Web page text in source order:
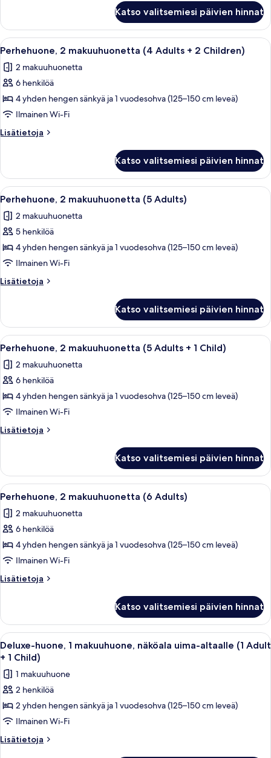
1
Child)
kuvat
makuuhuonetta
(4
Adults
Child)
Katso valitsemiesi päivien hinnat
Avaa
kaikki
huonetyypin
Perhehuone,
2
makuuhuonetta
(4
Adults
2
Children)
kuvat
Moderni olohuone, jossa on
13
Perhehuone, 2 makuuhuonetta (4 Adults + 2 Children)
2 makuuhuonetta
6 henkilöä
4 yhden hengen sänkyä ja 1 vuodesohva (125–150 cm leveä)
Ilmainen Wi-Fi
Lisätietoja
Lisätietoja
makuuhuonetta
(4
Adults
2
Children)
Katso valitsemiesi päivien hinnat
Avaa
kaikki
huonetyypin
Perhehuone,
2
makuuhuonetta
(5
Adults)
Moderni olohuone, jossa on
13
Perhehuone, 2 makuuhuonetta (5 Adults)
2 makuuhuonetta
5 henkilöä
4 yhden hengen sänkyä ja 1 vuodesohva (125–150 cm leveä)
Ilmainen Wi-Fi
Lisätietoja
Lisätietoja
makuuhuonetta
(5
Adults)
Katso valitsemiesi päivien hinnat
Avaa
kaikki
huonetyypin
Perhehuone,
2
makuuhuonetta
(5
Adults
1
Child)
kuvat
Moderni olohuone, jossa on
11
Perhehuone, 2 makuuhuonetta (5 Adults + 1 Child)
2 makuuhuonetta
6 henkilöä
4 yhden hengen sänkyä ja 1 vuodesohva (125–150 cm leveä)
Ilmainen Wi-Fi
Lisätietoja
Lisätietoja
makuuhuonetta
(5
Adults
Child)
Katso valitsemiesi päivien hinnat
Avaa
kaikki
huonetyypin
Perhehuone,
2
makuuhuonetta
(6
Adults)
Moderni olohuone, jossa on
11
Perhehuone, 2 makuuhuonetta (6 Adults)
2 makuuhuonetta
6 henkilöä
4 yhden hengen sänkyä ja 1 vuodesohva (125–150 cm leveä)
Ilmainen Wi-Fi
Lisätietoja
Lisätietoja
makuuhuonetta
(6
Adults)
Katso valitsemiesi päivien hinnat
Avaa
kaikki
huonetyypin
Deluxe-
huone,
1
makuuhuone,
näköala
Parveke, jolta on näkymä uima-
21
Deluxe-huone, 1 makuuhuone, näköala uima-altaalle (1 Adult
+ 1 Child)
1 makuuhuone
2 henkilöä
2 yhden hengen sänkyä ja 1 vuodesohva (125–150 cm leveä)
Ilmainen Wi-Fi
Lisätietoja
Lisätietoja